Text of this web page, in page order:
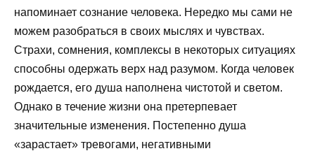
напоминает сознание человека. Нередко мы сами не
можем разобраться в своих мыслях и чувствах.
Страхи, сомнения, комплексы в некоторых ситуациях
способны одержать верх над разумом. Когда человек
рождается, его душа наполнена чистотой и светом.
Однако в течение жизни она претерпевает
значительные изменения. Постепенно душа
«зарастает» тревогами, негативными